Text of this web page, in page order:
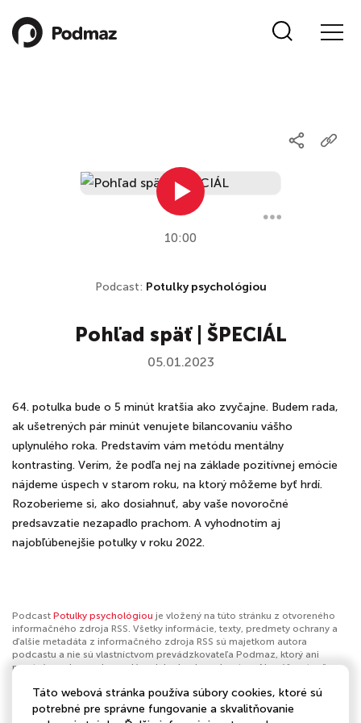
10:00
Podcast: Potulky psychológiou
Pohľad späť | ŠPECIÁL
05.01.2023
64. potulka bude o 5 minút kratšia ako zvyčajne. Budem rada,
ak ušetrených pár minút venujete bilancovaniu vášho
uplynulého roka. Predstavím vám metódu mentálny
kontrasting. Verím, že podľa nej na základe pozitívnej emócie
nájdeme úspech v starom roku, na ktorý môžeme byť hrdí.
Rozoberieme si, ako dosiahnuť, aby vaše novoročné
predsavzatie nezapadlo prachom. A vyhodnotím aj
najobľúbenejšie potulky v roku 2022.
Podcast Potulky psychológiou je vložený na túto stránku z otvoreného
informačného zdroja RSS. Všetky informácie, texty, predmety ochrany a
ďalšie metadáta z informačného zdroja RSS sú majetkom autora
podcastu a nie sú vlastníctvom prevádzkovateľa Podmaz, ktorý ani
nevytvára ani nezodpovedá za ich obsah podcastov. Ak máš za to, že
nahlásiť obsah. Ak je toto tvoj podcast a chceš získať kontrolu nad týmto
profilomklikni sem.
Táto webová stránka používa súbory cookies, ktoré sú
potrebné pre správne fungovanie a skvalitňovanie